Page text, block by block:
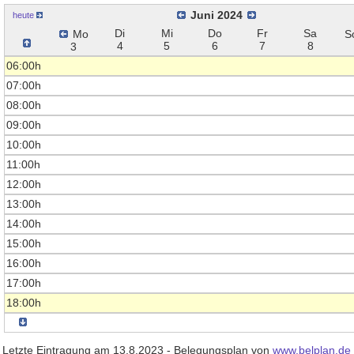
heute
Juni 2024
Mo
3
Di
4
Mi
5
Do
6
Fr
7
Sa
8
06:00h
07:00h
08:00h
09:00h
10:00h
11:00h
12:00h
13:00h
14:00h
15:00h
16:00h
17:00h
18:00h
Letzte Eintragung am 13.8.2023 - Belegungsplan von www.belplan.de